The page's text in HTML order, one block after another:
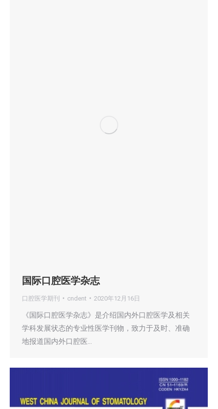
国际口腔医学杂志
口腔医学期刊 cndent 2020年12月16日
《国际口腔医学杂志》是介绍国内外口腔医学及相关
学科发展状态的专业性医学刊物，致力于及时、准确
地报道国内外口腔医…